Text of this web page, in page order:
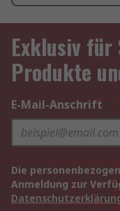
Exklusiv für
Produkte
E-Mail-Anschrift
Die
Anmeldung zur